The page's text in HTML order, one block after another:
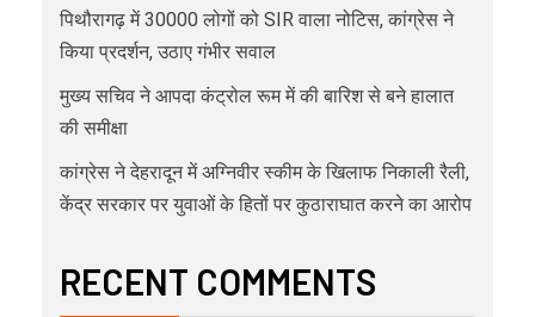
पिथौरागढ़ में 30000 लोगों को SIR वाला नोटिस, कांग्रेस ने
किया प्रदर्शन, उठाए गंभीर सवाल
मुख्य सचिव ने आपदा कंट्रोल रूम में की बारिश से बने हालात
की समीक्षा
कांग्रेस ने देहरादून में अग्निवीर स्कीम के खिलाफ निकाली रैली,
केंद्र सरकार पर युवाओं के हितों पर कुठाराघात करने का आरोप
RECENT COMMENTS